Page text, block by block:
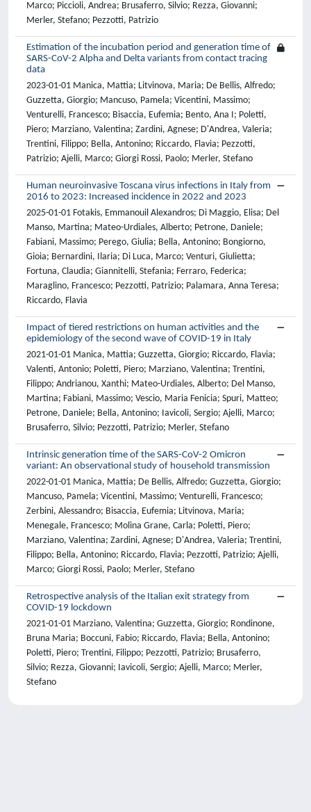
Marco; Piccioli, Andrea; Brusaferro, Silvio; Rezza, Giovanni;
Merler, Stefano; Pezzotti, Patrizio
Estimation of the incubation period and generation time of
SARS-CoV-2 Alpha and Delta variants from contact tracing
data
2023-01-01 Manica, Mattia; Litvinova, Maria; De Bellis, Alfredo;
Guzzetta, Giorgio; Mancuso, Pamela; Vicentini, Massimo;
Venturelli, Francesco; Bisaccia, Eufemia; Bento, Ana I; Poletti,
Piero; Marziano, Valentina; Zardini, Agnese; D'Andrea, Valeria;
Trentini, Filippo; Bella, Antonino; Riccardo, Flavia; Pezzotti,
Patrizio; Ajelli, Marco; Giorgi Rossi, Paolo; Merler, Stefano
Human neuroinvasive Toscana virus infections in Italy from
2016 to 2023: Increased incidence in 2022 and 2023
2025-01-01 Fotakis, Emmanouil Alexandros; Di Maggio, Elisa; Del
Manso, Martina; Mateo-Urdiales, Alberto; Petrone, Daniele;
Fabiani, Massimo; Perego, Giulia; Bella, Antonino; Bongiorno,
Gioia; Bernardini, Ilaria; Di Luca, Marco; Venturi, Giulietta;
Fortuna, Claudia; Giannitelli, Stefania; Ferraro, Federica;
Maraglino, Francesco; Pezzotti, Patrizio; Palamara, Anna Teresa;
Riccardo, Flavia
Impact of tiered restrictions on human activities and the
epidemiology of the second wave of COVID-19 in Italy
2021-01-01 Manica, Mattia; Guzzetta, Giorgio; Riccardo, Flavia;
Valenti, Antonio; Poletti, Piero; Marziano, Valentina; Trentini,
Filippo; Andrianou, Xanthi; Mateo-Urdiales, Alberto; Del Manso,
Martina; Fabiani, Massimo; Vescio, Maria Fenicia; Spuri, Matteo;
Petrone, Daniele; Bella, Antonino; Iavicoli, Sergio; Ajelli, Marco;
Brusaferro, Silvio; Pezzotti, Patrizio; Merler, Stefano
Intrinsic generation time of the SARS-CoV-2 Omicron
variant: An observational study of household transmission
2022-01-01 Manica, Mattia; De Bellis, Alfredo; Guzzetta, Giorgio;
Mancuso, Pamela; Vicentini, Massimo; Venturelli, Francesco;
Zerbini, Alessandro; Bisaccia, Eufemia; Litvinova, Maria;
Menegale, Francesco; Molina Grane, Carla; Poletti, Piero;
Marziano, Valentina; Zardini, Agnese; D'Andrea, Valeria; Trentini,
Filippo; Bella, Antonino; Riccardo, Flavia; Pezzotti, Patrizio; Ajelli,
Marco; Giorgi Rossi, Paolo; Merler, Stefano
Retrospective analysis of the Italian exit strategy from
COVID-19 lockdown
2021-01-01 Marziano, Valentina; Guzzetta, Giorgio; Rondinone,
Bruna Maria; Boccuni, Fabio; Riccardo, Flavia; Bella, Antonino;
Poletti, Piero; Trentini, Filippo; Pezzotti, Patrizio; Brusaferro,
Silvio; Rezza, Giovanni; Iavicoli, Sergio; Ajelli, Marco; Merler,
Stefano